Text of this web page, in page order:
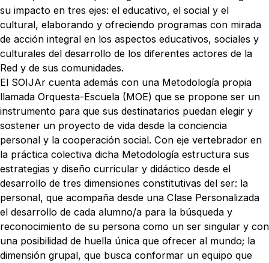
su impacto en tres ejes: el educativo, el social y el
cultural, elaborando y ofreciendo programas con mirada
de acción integral en los aspectos educativos, sociales y
culturales del desarrollo de los diferentes actores de la
Red y de sus comunidades.
El SOIJAr cuenta además con una Metodología propia
llamada Orquesta-Escuela (MOE) que se propone ser un
instrumento para que sus destinatarios puedan elegir y
sostener un proyecto de vida desde la conciencia
personal y la cooperación social. Con eje vertebrador en
la práctica colectiva dicha Metodología estructura sus
estrategias y diseño curricular y didáctico desde el
desarrollo de tres dimensiones constitutivas del ser: la
personal, que acompaña desde una Clase Personalizada
el desarrollo de cada alumno/a para la búsqueda y
reconocimiento de su persona como un ser singular y con
una posibilidad de huella única que ofrecer al mundo; la
dimensión grupal, que busca conformar un equipo que